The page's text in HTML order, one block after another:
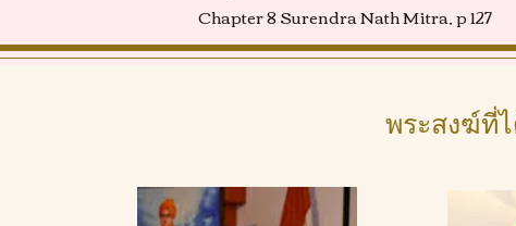
Chapter 8 Surendra Nath Mitra, p 127
พระสงฆ์ที่